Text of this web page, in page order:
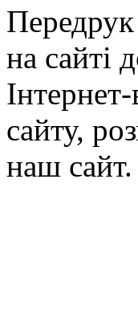
на сайті
сайту,
наш сайт.